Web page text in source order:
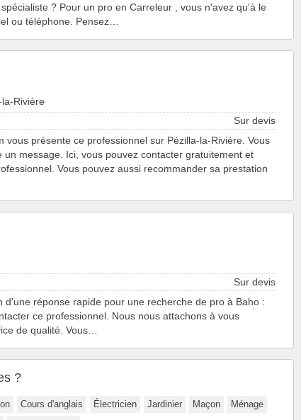
? Pour un pro en Carreleur , vous n'avez qu'à le
ou téléphone. Pensez…
Rivière
Sur devis
vous présente ce professionnel sur Pézilla-la-Rivière. Vous
un message. Ici, vous pouvez contacter gratuitement et
Vous pouvez aussi recommander sa prestation
Sur devis
d'une réponse rapide pour une recherche de pro à Baho :
ce professionnel. Nous nous attachons à vous
de qualité. Vous…
?
Cours d'anglais Électricien Jardinier Maçon
Ménage